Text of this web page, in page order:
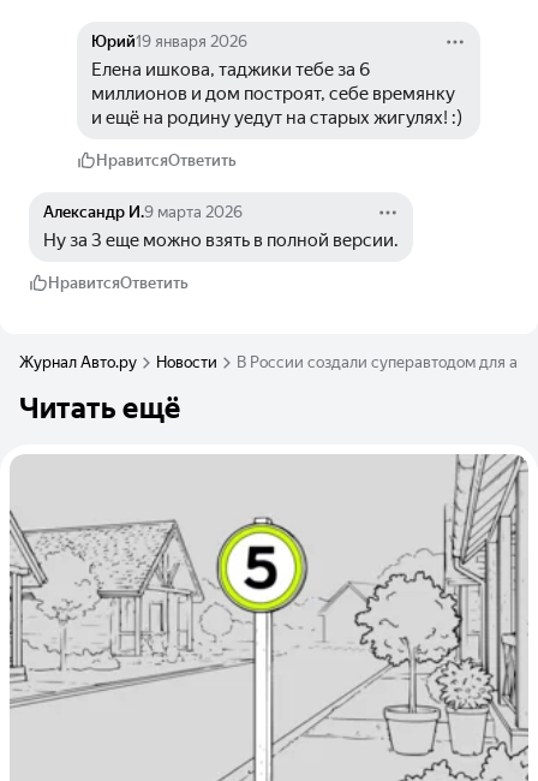
Юрий19 января 2026
Елена ишкова, таджики тебе за 6
миллионов и дом построят, себе времянку
и ещё на родину уедут на старых жигулях! :)
НравитсяОтветить
Александр И.9 марта 2026
Ну за 3 еще можно взять в полной версии.
НравитсяОтветить
Журнал Авто.ру Новости В России создали суперавтодом для
Читать ещё